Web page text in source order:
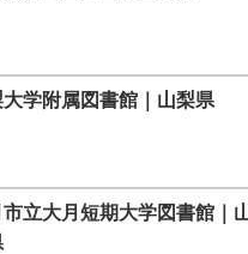
大学附属図書館｜山梨県
市立大月短期大学図書館｜